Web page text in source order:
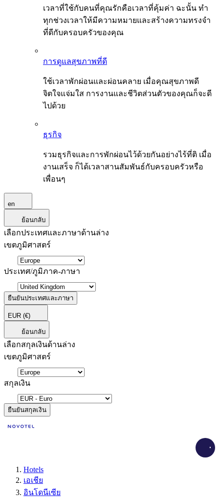
เวลาที่ใช้กับคนที่คุณรักคือเวลาที่คุ้มค่า ฉะนั้น ทำ
ทุกช่วงเวลาให้มีความหมายและสร้างความทรงจำ
ที่ดีกับครอบครัวของคุณ
การดูแลสุขภาพที่ดี
ใช้เวลาพักผ่อนและผ่อนคลาย เมื่อคุณสุขภาพดี
จิตใจแจ่มใส การงานและชีวิตส่วนตัวของคุณก็จะดี
ไปด้วย
ธุรกิจ
รวมธุรกิจและการพักผ่อนไว้ด้วยกันอย่างไร้ที่ติ เมื่อ
งานเสร็จ ก็ได้เวลาสานสัมพันธ์กับครอบครัวหรือ
เพื่อนๆ
en
ย้อนกลับ
เลือกประเทศและภาษาด้านล่าง
เขตภูมิศาสตร์
ประเทศ/ภูมิภาค-ภาษา
ยืนยันประเทศและภาษา
EUR (€)
ย้อนกลับ
เลือกสกุลเงินด้านล่าง
เขตภูมิศาสตร์
สกุลเงิน
ยืนยันสกุลเงิน
Hotels
เอเชีย
อินโดนีเซีย